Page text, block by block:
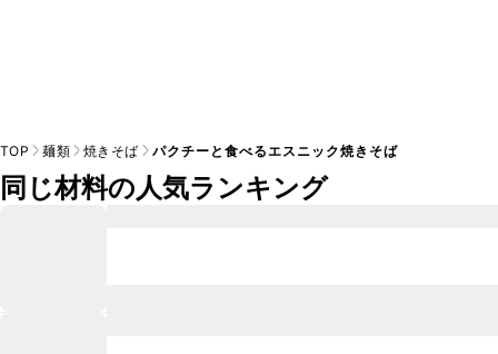
TOP 麺類 焼きそば パクチーと食べるエスニック焼きそば
同じ材料の人気ランキング